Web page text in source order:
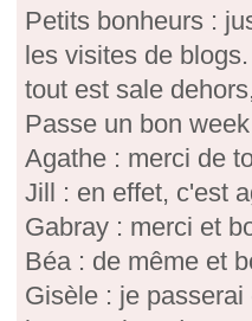
Petits bonheurs :
les visites de
tout est sale
Passe un bon
Agathe : merci de
Jill : en effet, c'est
Gabray : merci et
Béa : de même et
Gisèle : je